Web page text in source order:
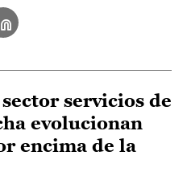
servicios de
evolucionan
encima de la